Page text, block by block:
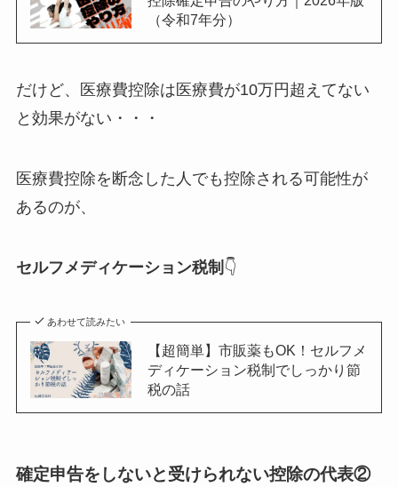
（令和7年分）
だけど、医療費控除は医療費が10万円超えてない
と効果がない・・・
医療費控除を断念した人でも控除される可能性が
あるのが、
セルフメディケーション税制 👇
あわせて読みたい
【超簡単】市販薬もOK！セルフメ
ディケーション税制でしっかり節
税の話
確定申告をしないと受けられない控除の代表②